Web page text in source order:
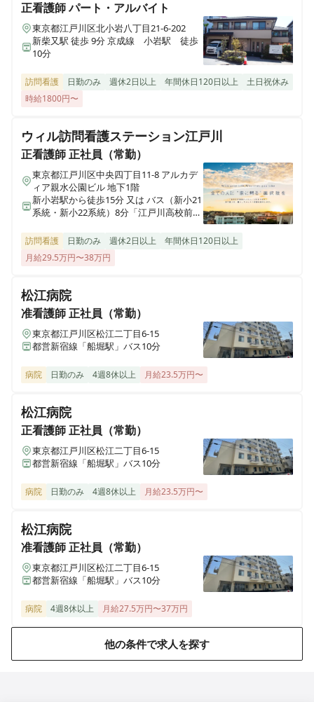
医療施設型ホスピス 医心館加古川
兵庫県加古川市加古川町北在家2315番地の1
医療施設型ホスピス 医心館南草津
医療施設型ホスピス 医心館経堂
東京都世田谷区宮坂三丁目2-8
株式会社アンビスホールディングス 本社
医療施設型ホスピス 医心館小田原
神奈川県小田原市成田501-3
医療施設型ホスピス 医心館鈴鹿
医療施設型ホスピス 医心館豊中
医療施設型ホスピス 医心館加須
埼玉県加須市不動岡一丁目（住所未定）
医療施設型ホスピス 医心館ふくにし
三重県名張市東町1921-1
医療施設型ホスピス 医心館弘前
青森県弘前市大字外崎4丁目2-3
医療施設型ホスピス 医心館篠崎
正看護師 正社員（常勤）
【江戸川区南篠崎町 / 瑞江駅】夜勤・オンコールなし◎
月給43.7万円～◎看護知識を活かした地域連携看護師の
お仕事
正看護師 正社員（常勤）
【江戸川区 / 瑞江駅】医療施設型ホスピス / 施設内訪問
看護 / 月給40万円～◎ / 残業1ケタ
正看護師パート・アルバイト
東京都江戸川区北小岩八丁目21-6-202
新柴又駅 徒歩 9分 京成線 小岩駅 徒歩
10分
訪問看護 日勤のみ 週休2日以上 年間休日120日以上
土日祝休み
時給1800円〜
ウィル訪問看護ステーション江戸川
正看護師正社員（常勤）
東京都江戸川区中央四丁目11-8 アルカデ
ィア親水公園ビル 地下1階
新小岩駅から徒歩15分 又は バス（新小21
系統・新小22系統）8分「江戸川高校前」
訪問看護 日勤のみ 週休2日以上
年間休日120日以上
月給29.5万円〜38万円
松江病院
准看護師正社員（常勤）
東京都江戸川区松江二丁目6-15
都営新宿線「船堀駅」バス10分
病院 日勤のみ 4週8休以上 月給23.5万円〜
松江病院
正看護師正社員（常勤）
東京都江戸川区松江二丁目6-15
都営新宿線「船堀駅」バス10分
病院 日勤のみ 4週8休以上 月給23.5万円〜
松江病院
准看護師正社員（常勤）
東京都江戸川区松江二丁目6-15
都営新宿線「船堀駅」バス10分
病院 4週8休以上 月給27.5万円〜37万円
他の条件で求人を探す